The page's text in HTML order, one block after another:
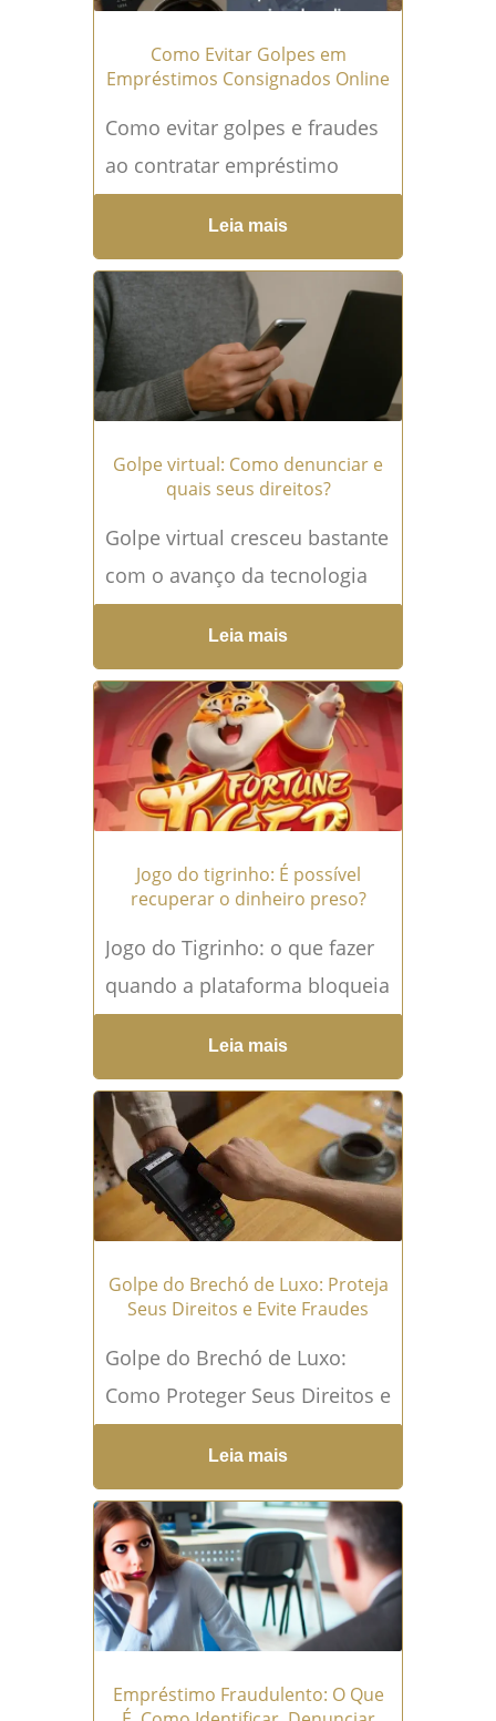
Como Evitar Golpes em
Empréstimos Consignados Online
Como evitar golpes e fraudes
ao contratar empréstimo
consignado online ou por
correspondentes? Dicas
práticas para proteger seus
dados e seu dinheiro...
Leia
mais →
Leia mais
Golpe virtual: Como denunciar e
quais seus direitos?
Golpe virtual cresceu bastante
com o avanço da tecnologia
trouxe inúmeras facilidades
para o cotidiano das pessoas,
mas também abriu espaço
para práticas ilícitas.
Diariamente, milhares de
brasileiros são vítimas...Leia
mais →
Leia mais
Jogo do tigrinho: É possível
recuperar o dinheiro preso?
Jogo do Tigrinho: o que fazer
quando a plataforma bloqueia
o seu dinheiro? O bloqueio de
valores em plataformas
como...Leia mais →
Leia mais
Golpe do Brechó de Luxo: Proteja
Seus Direitos e Evite Fraudes
Golpe do Brechó de Luxo:
Como Proteger Seus Direitos e
Evitar Fraudes O caso
envolvendo o brechó online
"Desapego Legal" trouxe à
tona um esquema que teria
lesado centenas de...Leia
mais →
Leia mais
Empréstimo Fraudulento: O Que